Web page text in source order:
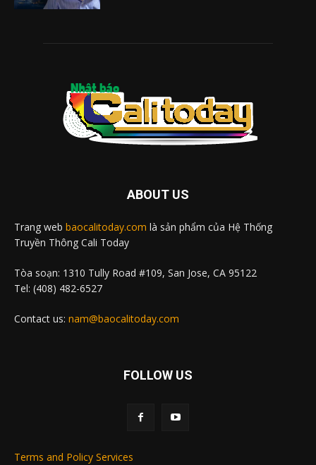
ABOUT US
Trang web baocalitoday.com là sản phẩm của Hệ Thống
Truyền Thông Cali Today
Tòa soạn: 1310 Tully Road #109, San Jose, CA 95122
Tel: (408) 482-6527
Contact us: nam@baocalitoday.com
FOLLOW US
Terms and Policy Services